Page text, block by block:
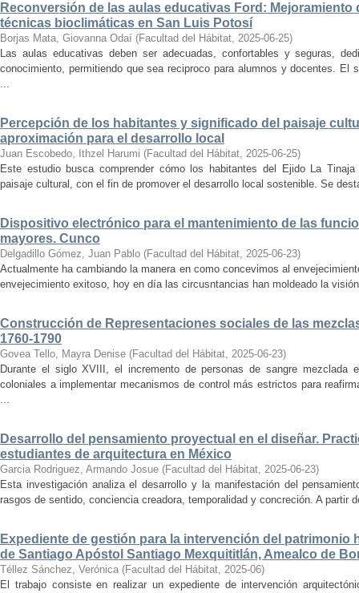
Reconversión de las aulas educativas Ford:
técnicas bioclimáticas en San Luis Potosí
Borjas Mata, Giovanna Odaí (Facultad del Hábitat, 2025-06-25)
Las aulas educativas deben ser adecuadas, confortables y seguras,
conocimiento, permitiendo que sea reciproco para alumnos y docentes. El
...
Percepción de los habitantes y significado del paisaje
aproximación para el desarrollo local
Juan Escobedo, Ithzel Harumi (Facultad del Hábitat, 2025-06-25)
Este estudio busca comprender cómo los habitantes del Ejido La
paisaje cultural, con el fin de promover el desarrollo local sostenible. Se
Dispositivo electrónico para el mantenimiento de las
mayores. Cunco
Delgadillo Gómez, Juan Pablo (Facultad del Hábitat, 2025-06-23)
Actualmente ha cambiando la manera en como concevimos al
envejecimiento exitoso, hoy en día las circusntancias han moldeado la
Construcción de Representaciones sociales de las
1760-1790
Govea Tello, Mayra Denise (Facultad del Hábitat, 2025-06-23)
Durante el siglo XVIII, el incremento de personas de sangre
coloniales a implementar mecanismos de control más estrictos para
...
Desarrollo del pensamiento proyectual en el diseñar.
estudiantes de arquitectura en México
Garcia Rodriguez, Armando Josue (Facultad del Hábitat, 2025-06-23)
Esta investigación analiza el desarrollo y la manifestación del
rasgos de sentido, conciencia creadora, temporalidad y concreción. A partir
Expediente de gestión para la intervención del patrimonio
de Santiago Apóstol Santiago Mexquititlán, Amealco de
Téllez Sánchez, Verónica (Facultad del Hábitat, 2025-06)
El trabajo consiste en realizar un expediente de intervención